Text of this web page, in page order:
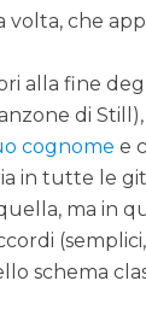
che
alla fine
di Still),
cognome e
in tutte le
ma in
schema